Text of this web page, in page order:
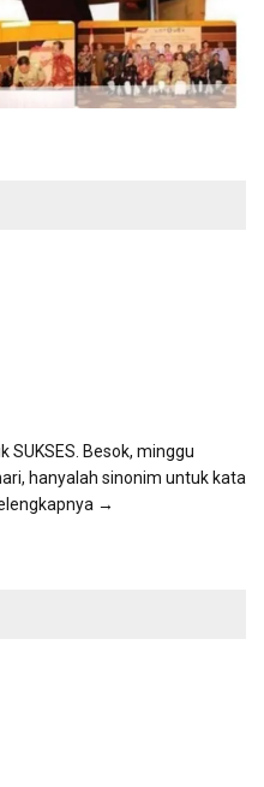
SUKSES. Besok, minggu
hanyalah sinonim untuk kata
→